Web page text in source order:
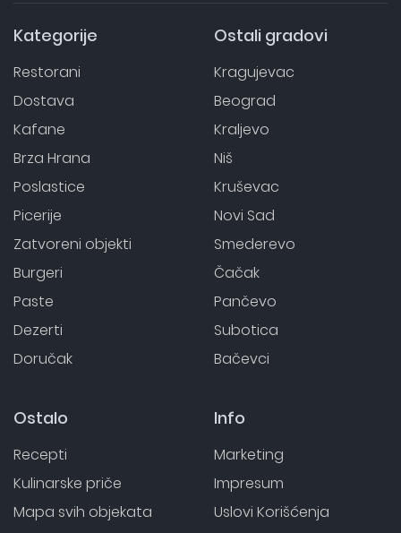
Kategorije
Restorani
Dostava
Kafane
Brza Hrana
Poslastice
Picerije
Zatvoreni objekti
Burgeri
Paste
Dezerti
Doručak
Ostali gradovi
Kragujevac
Beograd
Kraljevo
Niš
Kruševac
Novi Sad
Smederevo
Čačak
Pančevo
Subotica
Bačevci
Ostalo
Recepti
Kulinarske priče
Mapa svih objekata
Info
Marketing
Impresum
Uslovi Korišćenja